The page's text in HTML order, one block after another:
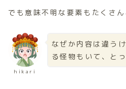
でも意味不明な要素もたくさん
hikari
なぜか内容は違う
る怪物もいて、と